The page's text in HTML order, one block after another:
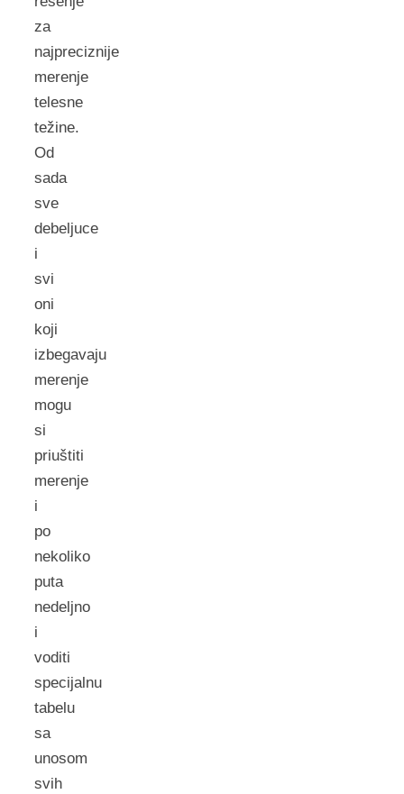
za
najpreciznije
merenje
telesne
težine.
Od
sada
sve
debeljuce
i
svi
oni
koji
izbegavaju
merenje
mogu
si
priuštiti
merenje
i
po
nekoliko
puta
nedeljno
i
voditi
specijalnu
tabelu
sa
unosom
svih